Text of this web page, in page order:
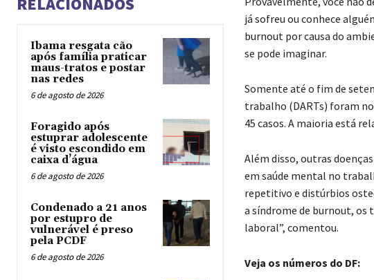
Ibama resgata cão
após família praticar
maus-tratos e postar
nas redes
6 de agosto de 2026
Foragido após
estuprar adolescente
é visto escondido em
caixa d’água
6 de agosto de 2026
Condenado a 21 anos
por estupro de
vulnerável é preso
pela PCDF
6 de agosto de 2026
já sofreu ou conhece
burnout por causa do
se pode imaginar.
Somente até o fim de
trabalho (DARTs) foram
45 casos. A maioria está
Além disso, outras
em saúde mental no
repetitivo e distúrbios
a síndrome de burnout, os
laboral”, comentou.
Veja os números do DF: